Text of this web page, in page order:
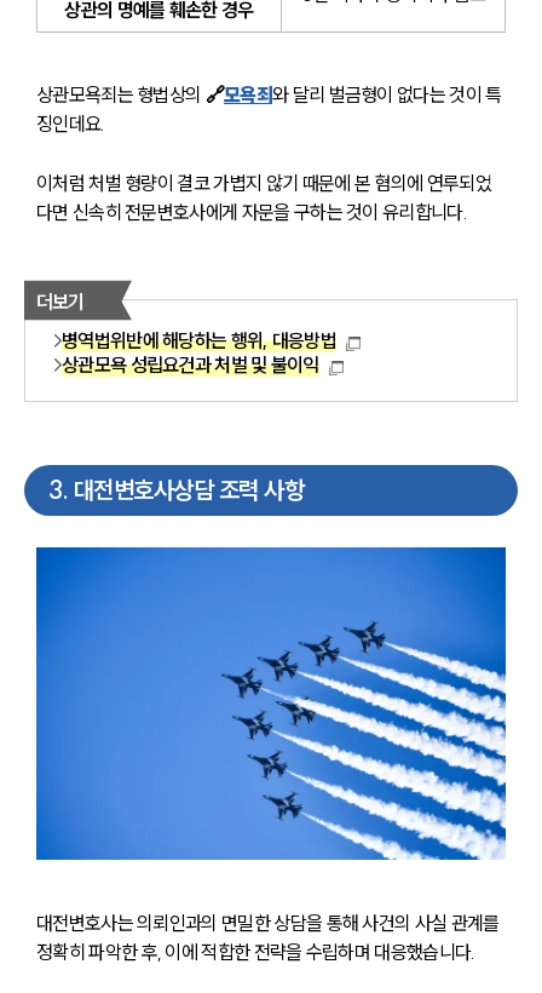
상관의 명예를 훼손한 경우
상관모욕죄는 형법상의 🔗모욕죄와 달리 벌금형이 없다는 것이 특
징인데요.
이처럼 처벌 형량이 결코 가볍지 않기 때문에 본 혐의에 연루되었
다면 신속히 전문변호사에게 자문을 구하는 것이 유리합니다.
더보기
병역법위반에 해당하는 행위, 대응방법
상관모욕 성립요건과 처벌 및 불이익
3. 대전변호사상담 조력 사항
대전변호사는 의뢰인과의 면밀한 상담을 통해 사건의 사실 관계를
정확히 파악한 후, 이에 적합한 전략을 수립하며 대응했습니다.